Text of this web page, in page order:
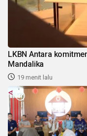
LKBN Antara
Mandalika
19 menit lalu